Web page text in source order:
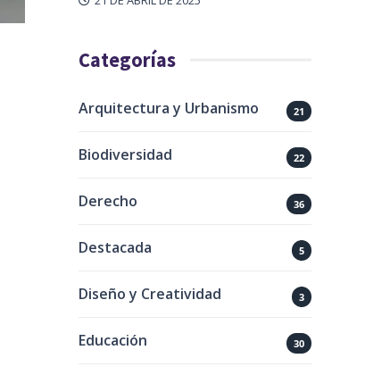
Categorías
Arquitectura y Urbanismo 21
Biodiversidad 22
Derecho 36
Destacada 5
Diseño y Creatividad 3
Educación 30